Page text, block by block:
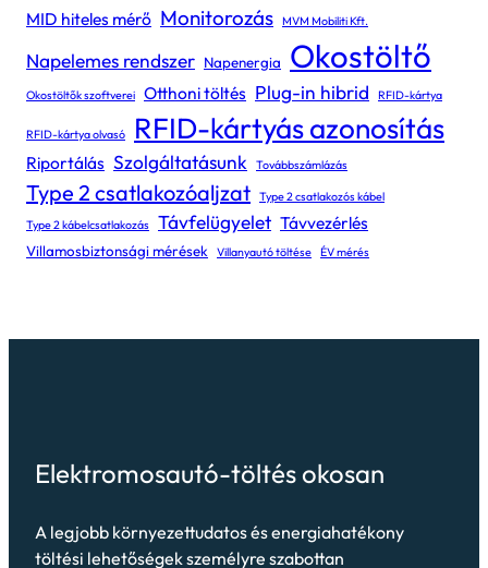
MID hiteles mérő Monitorozás MVM Mobiliti Kft.
Napelemes rendszer Napenergia Okostöltő
Okostöltők szoftverei Otthoni töltés Plug-in hibrid RFID-kártya
RFID-kártya olvasó RFID-kártyás azonosítás
Riportálás Szolgáltatásunk Továbbszámlázás
Type 2 csatlakozóaljzat Type 2 csatlakozós kábel
Type 2 kábelcsatlakozás Távfelügyelet Távvezérlés
Villamosbiztonsági mérések Villanyautó töltése ÉV mérés
Elektromosautó-töltés okosan
A legjobb környezettudatos és energiahatékony
töltési lehetőségek személyre szabottan